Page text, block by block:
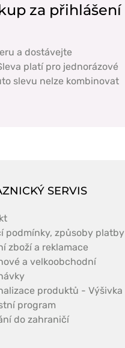
za přihlášení
a dostávejte
platí pro jednorázové
slevu nelze kombinovat
SERVIS
podmínky, způsoby platby
zboží a reklamace
a velkoobchodní
produktů - Výšivka
program
do zahraničí